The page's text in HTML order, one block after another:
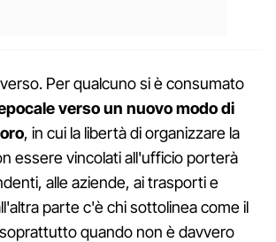
Per qualcuno si è consumato
verso un nuovo modo di
, in cui la libertà di organizzare la
essere vincolati all'ufficio porterà
alle aziende, ai trasporti e
parte c'è chi sottolinea come il
quando non è davvero